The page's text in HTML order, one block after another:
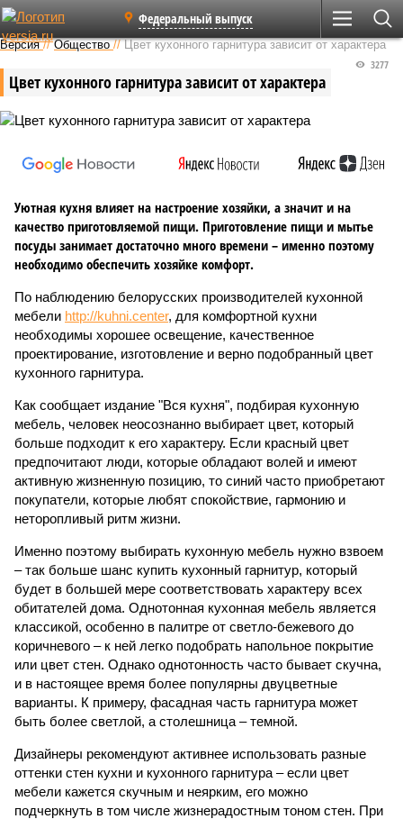
Федеральный выпуск
Версия //Общество //Цвет кухонного гарнитура зависит от характера
Цвет кухонного гарнитура зависит от характера
3277
Уютная кухня влияет на настроение хозяйки, а значит и на
качество приготовляемой пищи. Приготовление пищи и мытье
посуды занимает достаточно много времени – именно поэтому
необходимо обеспечить хозяйке комфорт.
По наблюдению белорусских производителей кухонной
мебели http://kuhni.center, для комфортной кухни
необходимы хорошее освещение, качественное
проектирование, изготовление и верно подобранный цвет
кухонного гарнитура.
Как сообщает издание "Вся кухня", подбирая кухонную
мебель, человек неосознанно выбирает цвет, который
больше подходит к его характеру. Если красный цвет
предпочитают люди, которые обладают волей и имеют
активную жизненную позицию, то синий часто приобретают
покупатели, которые любят спокойствие, гармонию и
неторопливый ритм жизни.
Именно поэтому выбирать кухонную мебель нужно взвоем
– так больше шанс купить кухонный гарнитур, который
будет в большей мере соответствовать характеру всех
обитателей дома. Однотонная кухонная мебель является
классикой, особенно в палитре от светло-бежевого до
коричневого – к ней легко подобрать напольное покрытие
или цвет стен. Однако однотонность часто бывает скучна,
и в настоящее время более популярны двуцветные
варианты. К примеру, фасадная часть гарнитура может
быть более светлой, а столешница – темной.
Дизайнеры рекомендуют активнее использовать разные
оттенки стен кухни и кухонного гарнитура – если цвет
мебели кажется скучным и неярким, его можно
подчеркнуть в том числе жизнерадостным тоном стен. При